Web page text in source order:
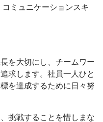
ミュニケーションスキ
を大切にし、チームワー
求します。社員一人ひと
を達成するために日々努
挑戦することを惜しまな